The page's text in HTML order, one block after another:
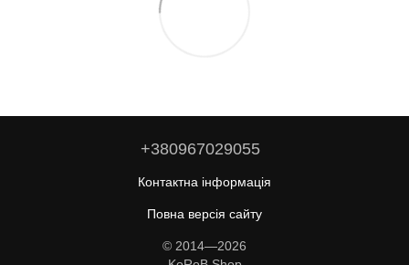
+380967029055
Контактна інформація
Повна версія сайту
© 2014—2026